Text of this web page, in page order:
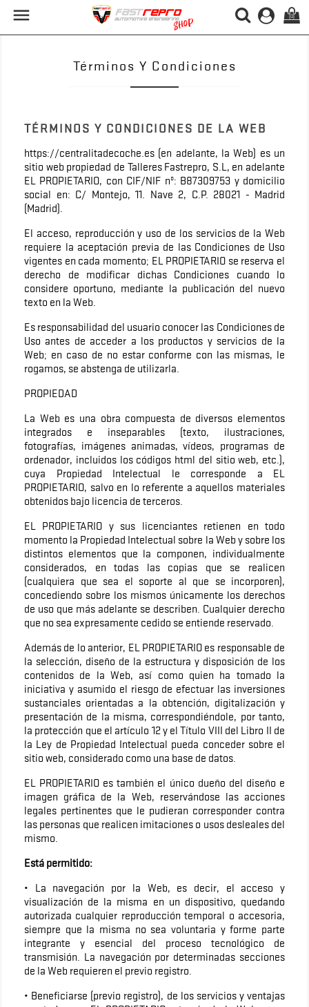
 (0)
Términos Y Condiciones
TÉRMINOS Y CONDICIONES DE LA WEB
https://centralitadecoche.es (en adelante, la Web) es un
sitio web propiedad de Talleres Fastrepro, S.L, en adelante
EL PROPIETARIO, con CIF/NIF nº: B87309753 y domicilio
social en: C/ Montejo, 11. Nave 2, C.P. 28021 - Madrid
(Madrid).
El acceso, reproducción y uso de los servicios de la Web
requiere la aceptación previa de las Condiciones de Uso
vigentes en cada momento; EL PROPIETARIO se reserva el
derecho de modificar dichas Condiciones cuando lo
considere oportuno, mediante la publicación del nuevo
texto en la Web.
Es responsabilidad del usuario conocer las Condiciones de
Uso antes de acceder a los productos y servicios de la
Web; en caso de no estar conforme con las mismas, le
rogamos, se abstenga de utilizarla.
PROPIEDAD
La Web es una obra compuesta de diversos elementos
integrados e inseparables (texto, ilustraciones,
fotografías, imágenes animadas, vídeos, programas de
ordenador, incluidos los códigos html del sitio web, etc.),
cuya Propiedad Intelectual le corresponde a EL
PROPIETARIO, salvo en lo referente a aquellos materiales
obtenidos bajo licencia de terceros.
EL PROPIETARIO y sus licenciantes retienen en todo
momento la Propiedad Intelectual sobre la Web y sobre los
distintos elementos que la componen, individualmente
considerados, en todas las copias que se realicen
(cualquiera que sea el soporte al que se incorporen),
concediendo sobre los mismos únicamente los derechos
de uso que más adelante se describen. Cualquier derecho
que no sea expresamente cedido se entiende reservado.
Además de lo anterior, EL PROPIETARIO es responsable de
la selección, diseño de la estructura y disposición de los
contenidos de la Web, así como quien ha tomado la
iniciativa y asumido el riesgo de efectuar las inversiones
sustanciales orientadas a la obtención, digitalización y
presentación de la misma, correspondiéndole, por tanto,
la protección que el artículo 12 y el Título VIII del Libro II de
la Ley de Propiedad Intelectual pueda conceder sobre el
sitio web, considerado como una base de datos.
EL PROPIETARIO es también el único dueño del diseño e
imagen gráfica de la Web, reservándose las acciones
legales pertinentes que le pudieran corresponder contra
las personas que realicen imitaciones o usos desleales del
mismo.
Está permitido:
• La navegación por la Web, es decir, el acceso y
visualización de la misma en un dispositivo, quedando
autorizada cualquier reproducción temporal o accesoria,
siempre que la misma no sea voluntaria y forme parte
integrante y esencial del proceso tecnológico de
transmisión. La navegación por determinadas secciones
de la Web requieren el previo registro.
• Beneficiarse (previo registro), de los servicios y ventajas